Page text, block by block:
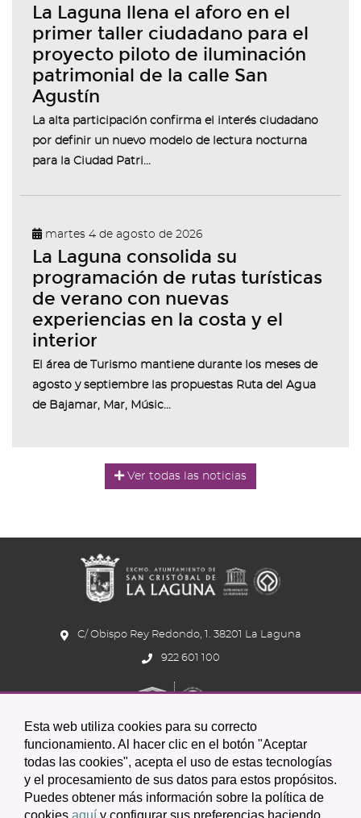
Esta web utiliza cookies para su correcto
funcionamiento. Al hacer clic en el botón "Aceptar
todas las cookies", acepta el uso de estas tecnologías
y el procesamiento de sus datos para estos propósitos.
Puedes obtener más información sobre la política de
cookies aquí y configurar sus preferencias haciendo
La Laguna llena el aforo en el
primer taller ciudadano para el
proyecto piloto de iluminación
patrimonial de la calle San
Agustín
La alta participación confirma el interés ciudadano
por definir un nuevo modelo de lectura nocturna
para la Ciudad Patri...
martes 4 de agosto de 2026
La Laguna consolida su
programación de rutas turísticas
de verano con nuevas
experiencias en la costa y el
interior
El área de Turismo mantiene durante los meses de
agosto y septiembre las propuestas Ruta del Agua
de Bajamar, Mar, Músic...
Ver todas las noticias
C/ Obispo Rey Redondo, 1. 38201 La Laguna
922 601 100
Icono
circular
Icono
de
Icono
circular
Icono
de
Icono
circular
Icono
de